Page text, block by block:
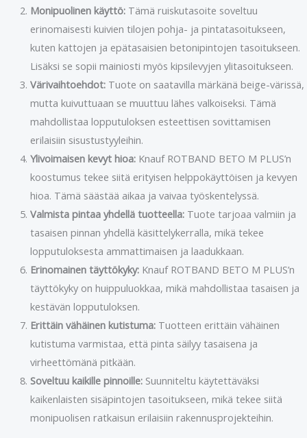
Monipuolinen käyttö:Tämä ruiskutasoite soveltuu
erinomaisesti kuivien tilojen pohja- ja pintatasoitukseen,
kuten kattojen ja epätasaisien betonipintojen tasoitukseen.
Lisäksi se sopii mainiosti myös kipsilevyjen ylitasoitukseen.
Värivaihtoehdot:Tuote on saatavilla märkänä beige-värissä,
mutta kuivuttuaan se muuttuu lähes valkoiseksi. Tämä
mahdollistaa lopputuloksen esteettisen sovittamisen
erilaisiin sisustustyyleihin.
Ylivoimaisen kevyt hioa:Knauf ROTBAND BETO M PLUS’n
koostumus tekee siitä erityisen helppokäyttöisen ja kevyen
hioa. Tämä säästää aikaa ja vaivaa työskentelyssä.
Valmista pintaa yhdellä tuotteella:Tuote tarjoaa valmiin ja
tasaisen pinnan yhdellä käsittelykerralla, mikä tekee
lopputuloksesta ammattimaisen ja laadukkaan.
Erinomainen täyttökyky:Knauf ROTBAND BETO M PLUS’n
täyttökyky on huippuluokkaa, mikä mahdollistaa tasaisen ja
kestävän lopputuloksen.
Erittäin vähäinen kutistuma:Tuotteen erittäin vähäinen
kutistuma varmistaa, että pinta säilyy tasaisena ja
virheettömänä pitkään.
Soveltuu kaikille pinnoille: Suunniteltu käytettäväksi
kaikenlaisten sisäpintojen tasoitukseen, mikä tekee siitä
monipuolisen ratkaisun erilaisiin rakennusprojekteihin.